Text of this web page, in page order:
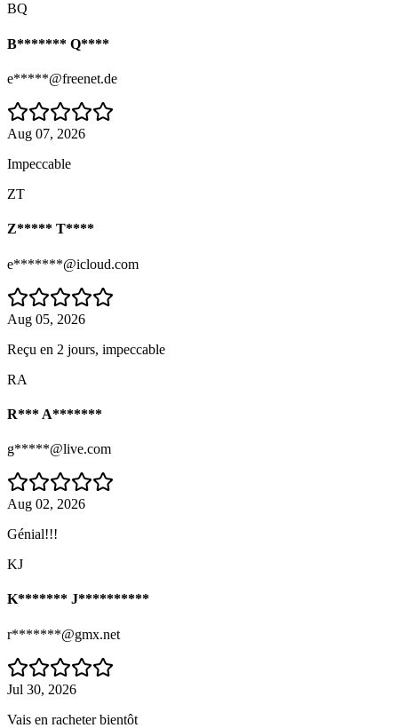
BQ
B******* Q****
e*****@freenet.de
Aug 07, 2026
Impeccable
ZT
Z***** T****
e*******@icloud.com
Aug 05, 2026
Reçu en 2 jours, impeccable
RA
R*** A*******
g*****@live.com
Aug 02, 2026
Génial!!!
KJ
K******* J**********
r*******@gmx.net
Jul 30, 2026
Vais en racheter bientôt